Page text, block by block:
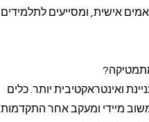
אישית, ומסייעים לתלמידים
ואינטראקטיבית יותר. כלים
מיידי ומעקב אחר התקדמות.